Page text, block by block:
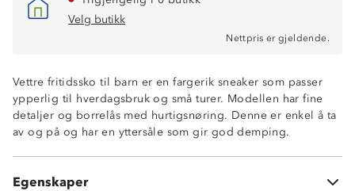
Velg butikk
Nettpris er gjeldende.
Vettre fritidssko til barn er en fargerik sneaker som passer
ypperlig til hverdagsbruk og små turer. Modellen har fine
detaljer og borrelås med hurtigsnøring. Denne er enkel å ta
av og på og har en yttersåle som gir god demping.
Egenskaper
Borrelås og hurtigsnøring